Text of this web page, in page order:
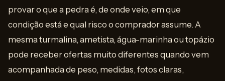
provar o que a pedra é, de onde veio, em que
condição está e qual risco o comprador assume. A
mesma turmalina, ametista, água-marinha ou topázio
pode receber ofertas muito diferentes quando vem
acompanhada de peso, medidas, fotos claras,